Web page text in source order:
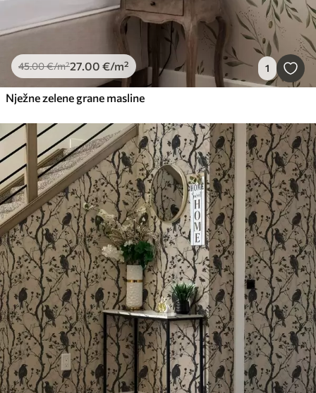
45.00€/m²27.00 €/m² 1
Nježne zelene grane masline